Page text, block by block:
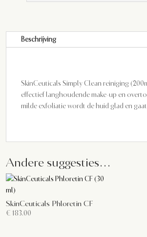
Beschrijving
SkinCeuticals Simply Clean reiniging
effectief langhoudende make-up en
milde exfoliatie wordt de huid glad en
Andere suggesties…
SkinCeuticals Phloretin CF
€ 183.00